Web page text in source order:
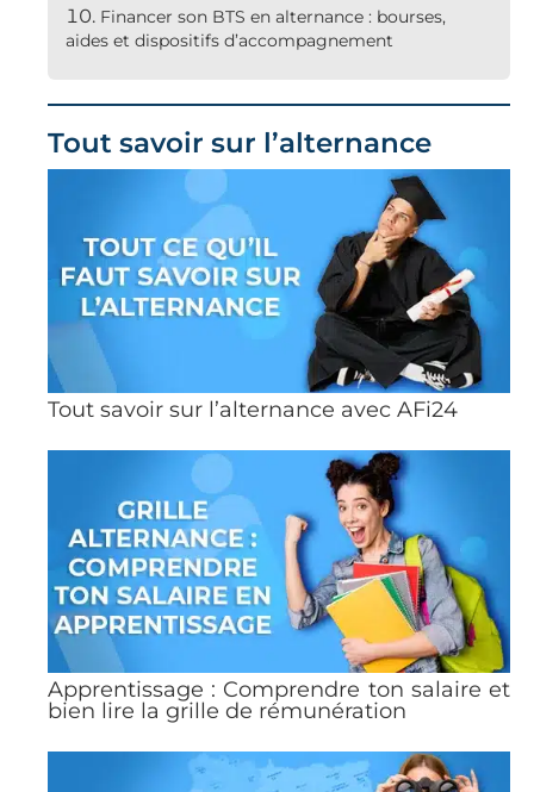
Financer son BTS en alternance : bourses,
aides et dispositifs d’accompagnement
Tout savoir sur l’alternance
Tout savoir sur l’alternance avec AFi24
Apprentissage : Comprendre ton salaire et
bien lire la grille de rémunération